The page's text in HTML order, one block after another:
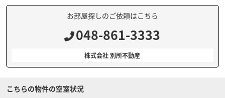
お部屋探しのご依頼はこちら
048-861-3333
株式会社 別所不動産
こちらの物件の空室状況